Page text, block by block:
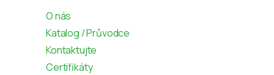
O nás
Katalog / Průvodce
Kontaktujte
Certifikáty